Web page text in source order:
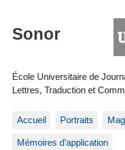
École Universitaire de
Lettres, Traduction et
Accueil Portraits
Mémoires d’application